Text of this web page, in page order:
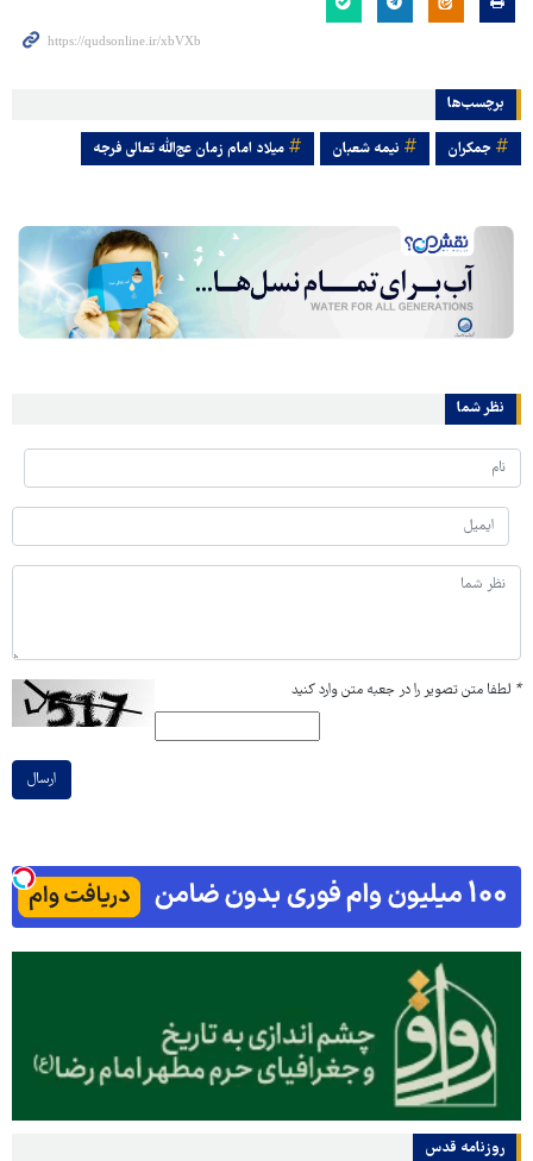
برچسب‌ها
جمکران نیمه شعبان میلاد امام زمان عج‌الله تعالی فرجه
نظر شما
* لطفا متن تصویر را در جعبه متن وارد کنید
ارسال
روزنامه قدس